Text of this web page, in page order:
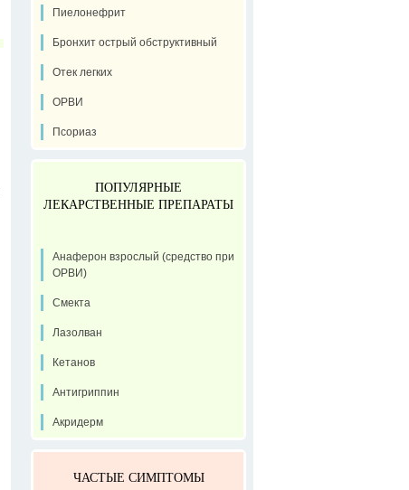
Пиелонефрит
Бронхит острый обструктивный
Отек легких
ОРВИ
Псориаз
ПОПУЛЯРНЫЕ
ЛЕКАРСТВЕННЫЕ ПРЕПАРАТЫ
Анаферон взрослый (средство при
ОРВИ)
Смекта
Лазолван
Кетанов
Антигриппин
Акридерм
ЧАСТЫЕ СИМПТОМЫ